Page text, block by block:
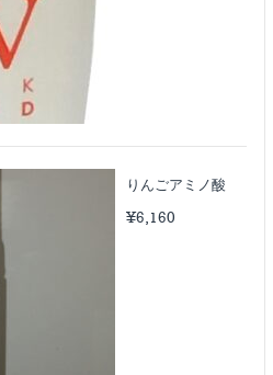
りんごアミノ酸
¥6,160